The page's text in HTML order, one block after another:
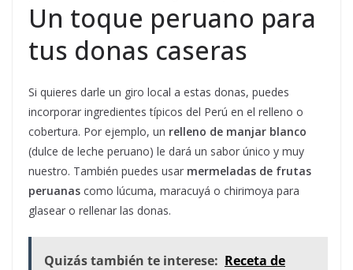
Un toque peruano para
tus donas caseras
Si quieres darle un giro local a estas donas, puedes
incorporar ingredientes típicos del Perú en el relleno o
cobertura. Por ejemplo, un relleno de manjar blanco
(dulce de leche peruano) le dará un sabor único y muy
nuestro. También puedes usar mermeladas de frutas
peruanas como lúcuma, maracuyá o chirimoya para
glasear o rellenar las donas.
Quizás también te interese: Receta de